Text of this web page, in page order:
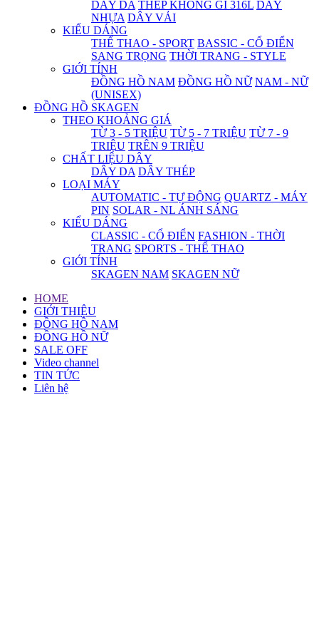
DÂY DA THÉP KHÔNG GỈ 316L DÂY
NHỰA DÂY VẢI
KIỂU DÁNG
THỂ THAO - SPORT BASSIC - CỔ ĐIỂN
SANG TRỌNG THỜI TRANG - STYLE
GIỚI TÍNH
ĐỒNG HỒ NAM ĐỒNG HỒ NỮ NAM - NỮ
(UNISEX)
ĐỒNG HỒ SKAGEN
THEO KHOẢNG GIÁ
TỪ 3 - 5 TRIỆU TỪ 5 - 7 TRIỆU TỪ 7 - 9
TRIỆU TRÊN 9 TRIỆU
CHẤT LIỆU DÂY
DÂY DA DÂY THÉP
LOẠI MÁY
AUTOMATIC - TỰ ĐỘNG QUARTZ - MÁY
PIN SOLAR - NL ÁNH SÁNG
KIỂU DÁNG
CLASSIC - CỔ ĐIỂN FASHION - THỜI
TRANG SPORTS - THỂ THAO
GIỚI TÍNH
SKAGEN NAM SKAGEN NỮ
HOME
GIỚI THIỆU
ĐỒNG HỒ NAM
ĐỒNG HỒ NỮ
SALE OFF
Video channel
TIN TỨC
Liên hệ